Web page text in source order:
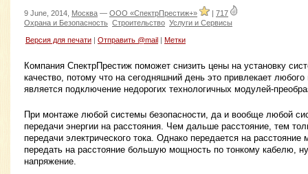
9 June, 2014, Москва — ООО «СпектрПрестиж+» | 717
Охрана и Безопасность Строительство Услуги и Сервисы
Версия для печати Отправить @mail Метки
Компания СпектрПрестиж поможет снизить цены на установку
качество, потому что на сегодняшний день это привлекает
является подключение недорогих технологичных модулей-
При монтаже любой системы безопасности, да и вообще любой
передачи энергии на расстояния. Чем дальше расстояние, тем
передачи электрического тока. Однако передается на
передать на расстояние большую мощность по тонкому кабелю,
напряжение.